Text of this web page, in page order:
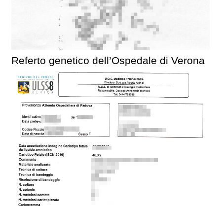
Referto genetico dell’Ospedale di Verona